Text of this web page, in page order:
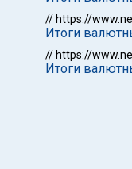
// https://
Итоги
// https://
Итоги